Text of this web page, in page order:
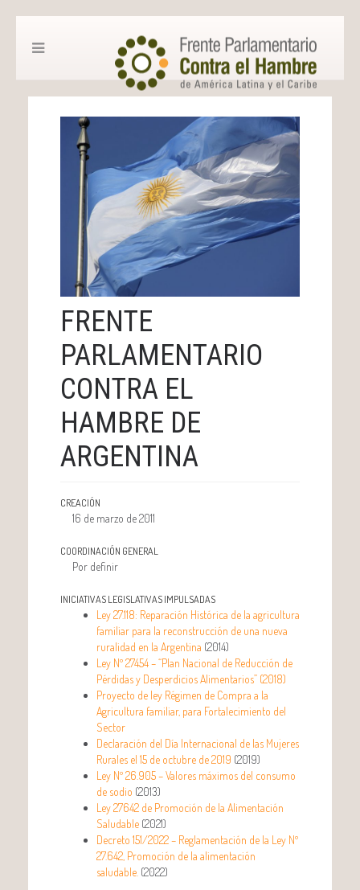
FRENTE
PARLAMENTARIO
CONTRA EL
HAMBRE DE
ARGENTINA
CREACIÓN
16 de marzo de 2011
COORDINACIÓN GENERAL
Por definir
INICIATIVAS LEGISLATIVAS IMPULSADAS
Ley 27.118: Reparación Histórica de la agricultura
familiar para la reconstrucción de una nueva
ruralidad en la Argentina (2014)
Ley Nº 27454 – “Plan Nacional de Reducción de
Pérdidas y Desperdicios Alimentarios” (2018)
Proyecto de ley Régimen de Compra a la
Agricultura familiar, para Fortalecimiento del
Sector
Declaración del Día Internacional de las Mujeres
Rurales el 15 de octubre de 2019 (2019)
Ley Nº 26.905 – Valores máximos del consumo
de sodio (2013)
Ley 27642 de Promoción de la Alimentación
Saludable (2021)
Decreto 151/2022 – Reglamentación de la Ley Nº
27.642, Promoción de la alimentación
saludable. (2022)